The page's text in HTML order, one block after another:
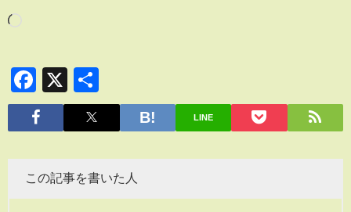
Facebook
X
有
LINE
この記事を書いた人